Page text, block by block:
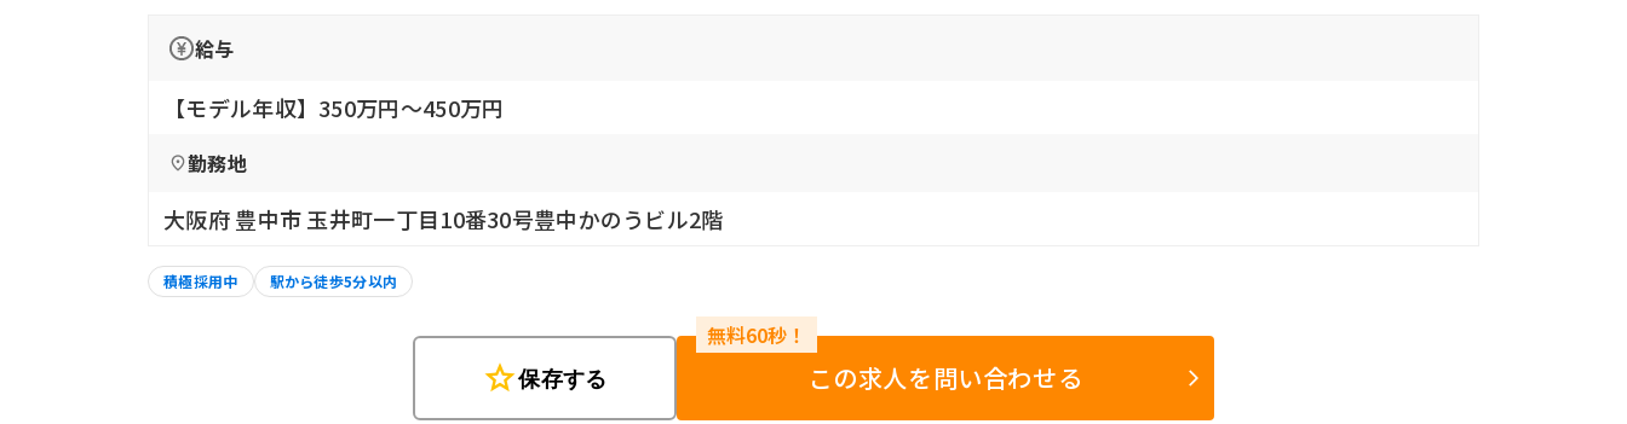
給与
【モデル年収】350万円〜450万円
勤務地
大阪府 豊中市 玉井町一丁目10番30号豊中かのうビル2階
積極採用中 駅から徒歩5分以内
star保存する この求人を問い合わせる